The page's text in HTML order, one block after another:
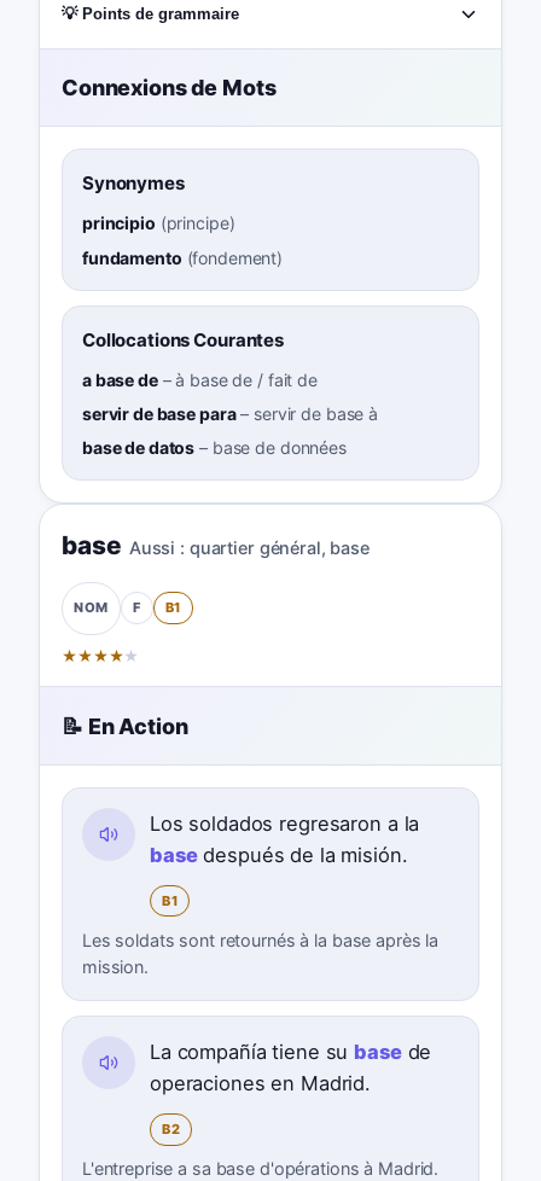
💡 Points de grammaire
Connexions de Mots
Synonymes
principio (principe)
fundamento (fondement)
Collocations Courantes
a base de–à base de / fait de
servir de base para– servir de base à
base de datos – base de données
base Aussi : quartier général, base
NOM F B1
★★★★★
📝 En Action
Los soldados regresaron a la
basedespués de la misión.
B1
Les soldats sont retournés à la base après la
mission.
La compañía tiene su basede
operaciones en Madrid.
B2
L'entreprise a sa base d'opérations à Madrid.